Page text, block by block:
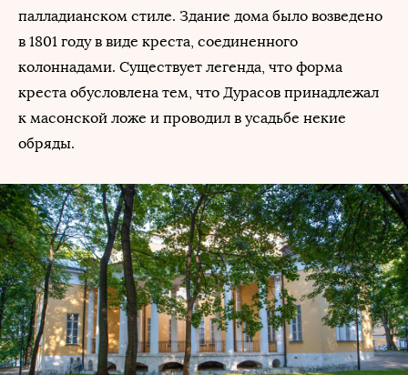
палладианском стиле. Здание дома было возведено
в 1801 году в виде креста, соединенного
колоннадами. Существует легенда, что форма
креста обусловлена тем, что Дурасов принадлежал
к масонской ложе и проводил в усадьбе некие
обряды.